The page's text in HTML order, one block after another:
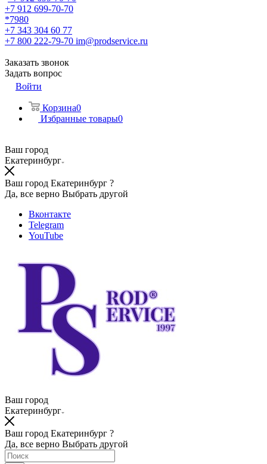
+7 912 699-70-70
*7980
+7 343 304 60 77
+7 800 222-79-70 im@prodservice.ru
Заказать звонок
Задать вопрос
Войти
Корзина0
Избранные товары0
Ваш город
Екатеринбург
Ваш город Екатеринбург ?
Да, все верно Выбрать другой
Вконтакте
Telegram
YouTube
Ваш город
Екатеринбург
Ваш город Екатеринбург ?
Да, все верно Выбрать другой